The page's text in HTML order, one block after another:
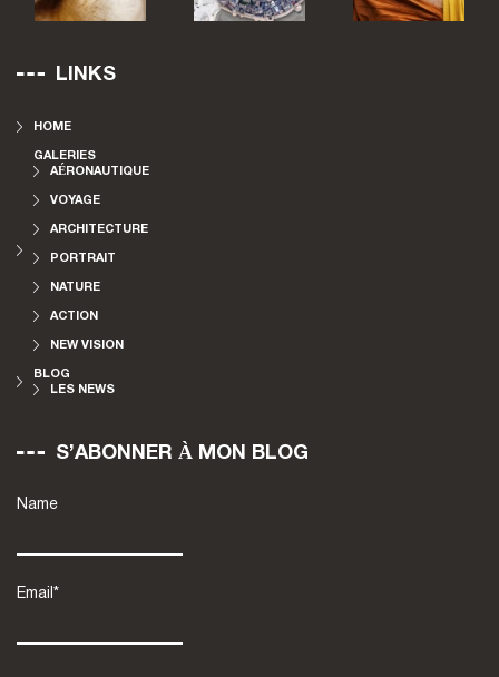
LINKS
HOME
GALERIES
AÉRONAUTIQUE
VOYAGE
ARCHITECTURE
PORTRAIT
NATURE
ACTION
NEW VISION
BLOG
LES NEWS
S’ABONNER À MON BLOG
Name
Email*